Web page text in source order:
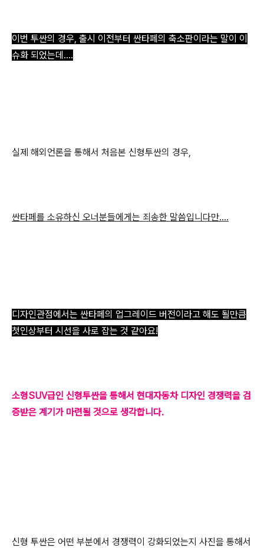
이번 투싼의 경우, 출시 이전부터 싼타페의 축소판이라는 말이 이
슈화 되었는데....
실제 해외언론을 통해서 처음본 신형투싼의 경우,
싼타페를 소유하신 오너분들에게는 죄송한 말씀입니다만....
디자인관점에서는 싼타페의 업그레이드 버전이라고 해도 될만큼
첫인상부터 시선을 사로 잡는 것 같아요!
소형SUV급인 신형투싼을 통해서 현대자동차 디자인 경쟁력을 검
증받은 계기가 마련될 것으로 생각합니다.
신형 투싼은 어떤 부분에서 경쟁력이 강화되었는지 사진을 통해서